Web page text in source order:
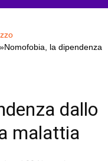
»Nomofobia, la dipendenza
dallo
malattia